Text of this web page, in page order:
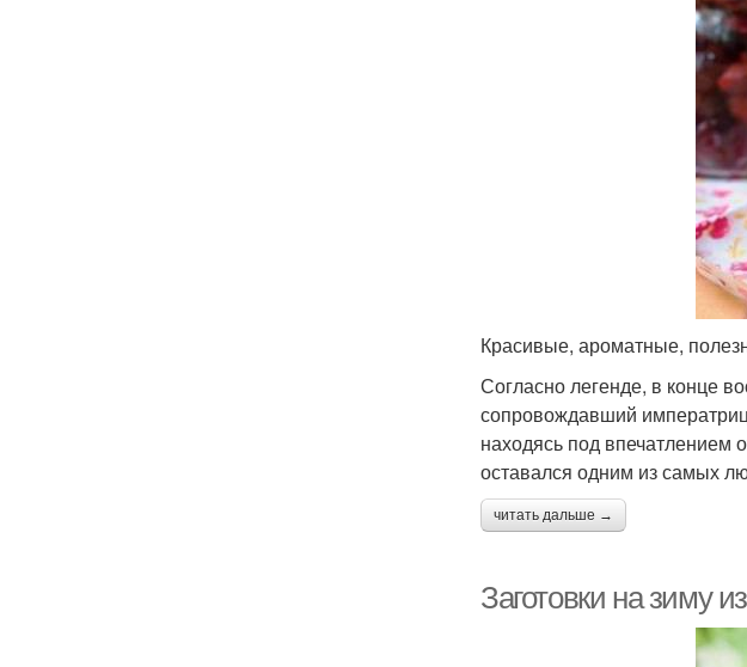
Красивые, ароматные,
Согласно легенде, в конце
сопровождавший
находясь под впечатлением
оставался одним из самых
читать дальше →
Заготовки на зиму